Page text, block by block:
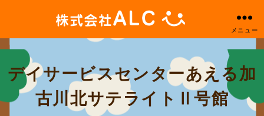
社
ALC
公
メニュー
デイサービスセンターあえる加
古川北サテライトⅡ号館